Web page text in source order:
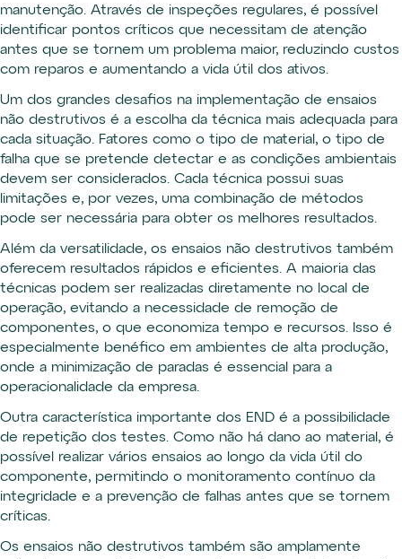
manutenção. Através de inspeções regulares, é possível
identificar pontos críticos que necessitam de atenção
antes que se tornem um problema maior, reduzindo custos
com reparos e aumentando a vida útil dos ativos.
Um dos grandes desafios na implementação de ensaios
não destrutivos é a escolha da técnica mais adequada para
cada situação. Fatores como o tipo de material, o tipo de
falha que se pretende detectar e as condições ambientais
devem ser considerados. Cada técnica possui suas
limitações e, por vezes, uma combinação de métodos
pode ser necessária para obter os melhores resultados.
Além da versatilidade, os ensaios não destrutivos também
oferecem resultados rápidos e eficientes. A maioria das
técnicas podem ser realizadas diretamente no local de
operação, evitando a necessidade de remoção de
componentes, o que economiza tempo e recursos. Isso é
especialmente benéfico em ambientes de alta produção,
onde a minimização de paradas é essencial para a
operacionalidade da empresa.
Outra característica importante dos END é a possibilidade
de repetição dos testes. Como não há dano ao material, é
possível realizar vários ensaios ao longo da vida útil do
componente, permitindo o monitoramento contínuo da
integridade e a prevenção de falhas antes que se tornem
críticas.
Os ensaios não destrutivos também são amplamente